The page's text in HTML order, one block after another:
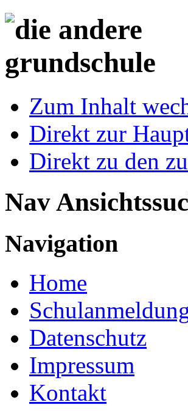
Zum Inhalt
Direkt zur
Direkt zu den
Nav
Navigation
Home
Datenschutz
Impressum
Kontakt